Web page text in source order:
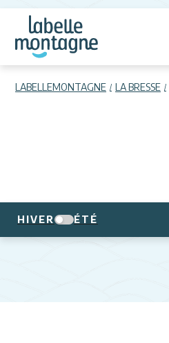
LABELLEMONTAGNE LA BRESSE
HIVER ÉTÉ